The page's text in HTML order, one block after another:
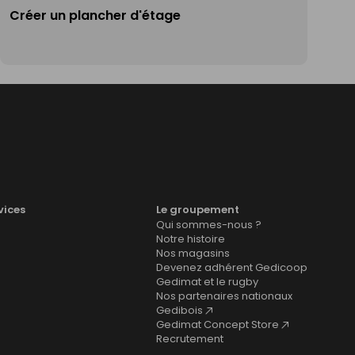
Créer un plancher d'étage
Le groupement
Qui sommes-nous ?
Notre histoire
Nos magasins
Devenez adhérent Gedicoop
Gedimat et le rugby
Nos partenaires nationaux
Gedibois
Gedimat Concept Store
Recrutement